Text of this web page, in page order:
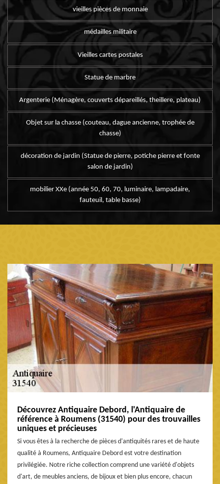
vieilles pièces de monnaie
médailles militaire
Vieilles cartes postales
Statue de marbre
Argenterie (Ménagère, couverts dépareillés, theillere, plateau)
Objet sur la chasse (couteau, dague ancienne, trophée de
chasse)
décoration de jardin (Statue de pierre, potiche pierre et fonte
salon de jardin)
mobilier XXe (année 50, 60, 70, luminaire, lampadaire,
fauteuil, table basse)
Découvrez Antiquaire Debord, l'Antiquaire de
référence à Roumens (31540) pour des trouvailles
uniques et précieuses
Si vous êtes à la recherche de pièces d'antiquités rares et de haute
qualité à Roumens, Antiquaire Debord est votre destination
privilégiée. Notre riche collection comprend une variété d'objets
d'art, de meubles anciens, de bijoux et bien plus encore, chacun